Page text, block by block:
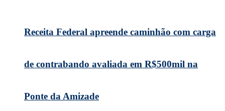
Receita Federal apreende caminhão com carga
de contrabando avaliada em R$500mil na
Ponte da Amizade